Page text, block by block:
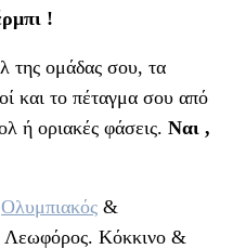
!
της ομάδας σου, τα
και το πέταγμα σου από
ή οριακές φάσεις. Ναι ,
Ολυμπιακός &
Κόκκινο &